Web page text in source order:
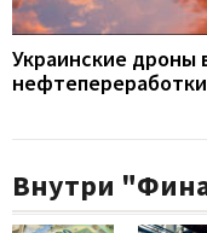
Украинские дроны
Внутри